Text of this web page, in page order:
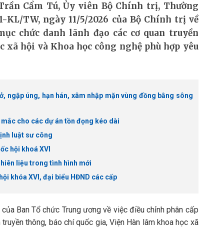
Cẩm Tú, Ủy viên Bộ Chính trị, Thường
TW, ngày 11/5/2026 của Bộ Chính trị về
chức danh lãnh đạo các cơ quan truyền
xã hội và Khoa học công nghệ phù hợp yêu
ngập úng, hạn hán, xâm nhập mặn vùng đồng bằng sông
cho các dự án tồn đọng kéo dài
luật sư công
hội khoá XVI
liệu trong tình hình mới
khóa XVI, đại biểu HĐND các cấp
Ban Tổ chức Trung ương về việc điều chỉnh phân cấp
thông, báo chí quốc gia, Viện Hàn lâm khoa học xã